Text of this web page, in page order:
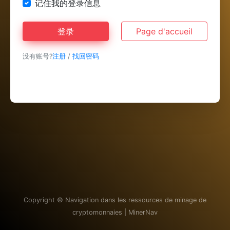
记住我的登录信息
登录 Page d'accueil
没有账号?注册 / 找回密码
Copyright © Navigation dans les ressources de minage de
cryptomonnaies | MinerNav